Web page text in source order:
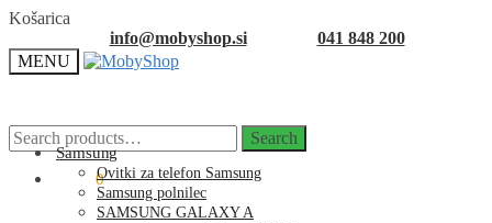
Skip
navigation
Skip
content
Košarica
info@mobyshop.si
041 848 200
MENU
Search
for:
Search
0.00€ 0
Samsung
Ovitki za telefon Samsung
Samsung polnilec
SAMSUNG GALAXY A